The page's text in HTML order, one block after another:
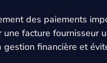
des paiements
facture fournisseur
financière et